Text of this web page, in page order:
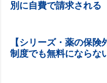
別に自費で請求される
【シリーズ・薬の保
制度でも無料にならな